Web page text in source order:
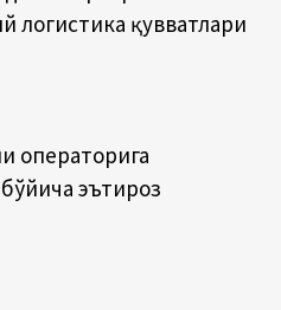
логистика қувватлари
операторига
эътироз